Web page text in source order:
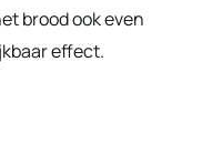
brood ook even
effect.